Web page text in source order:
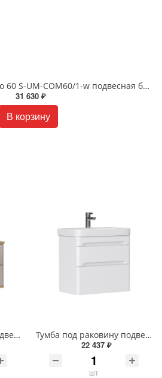
Раковина Cersanit Como 60 S-UM-COM60/1-w подвесная белая
31 630 ₽
В корзину
Тумба под раковину подвесная EQUIL Десерт 80.2Я/Desert 80.2Y с ручками в цвет амарок tpDSRT80.2Y-25R амарок/дуб
Тумба под раковину подвесная EQUIL Найс 70 см tpNICE70.2Y-05 белая
22 437 ₽
шт